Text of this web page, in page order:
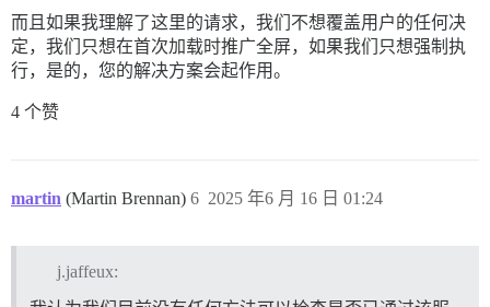
而且如果我理解了这里的请求，我们不想覆盖用户的任何决
定，我们只想在首次加载时推广全屏，如果我们只想强制执
行，是的，您的解决方案会起作用。
4 个赞
martin (Martin Brennan) 2025 年6 月 16 日 01:24
6
j.jaffeux: